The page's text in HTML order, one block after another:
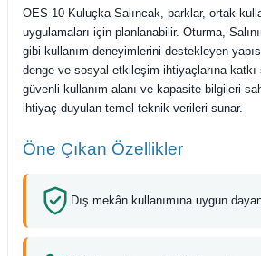
OES-10 Kuluçka Salıncak, parklar, ortak
uygulamaları için planlanabilir. Oturma,
gibi kullanım deneyimlerini destekleyen
denge ve sosyal etkileşim ihtiyaçlarına katkı
güvenli kullanım alanı ve kapasite bilgileri
ihtiyaç duyulan temel teknik verileri sunar.
Öne Çıkan Özellikler
Dış mekân kullanımına uygun